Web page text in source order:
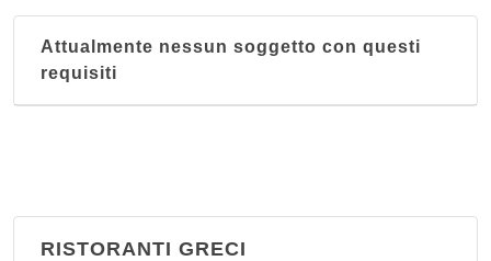
Attualmente nessun soggetto con questi
requisiti
RISTORANTI GRECI